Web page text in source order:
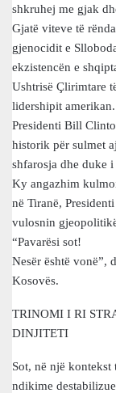
shkruhej me gjak
Gjatë viteve të
gjenocidit e
ekzistencën e
Ushtrisë Çlirimtare
lidershipit amerikan.
Presidenti Bill
historik për sulmet
shfarosja dhe duke
Ky angazhim
në Tiranë,
vulosnin
“Pavarësi sot!
Nesër është vonë”,
Kosovës.
TRINOMI I RI
DINJITETI
Sot, në një
ndikime